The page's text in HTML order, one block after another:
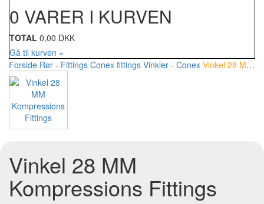
0 VARER I KURVEN
TOTAL 0,00 DKK
Gå til kurven »
Forside Rør - Fittings Conex fittings Vinkler - Conex Vinkel 28 MM Kompressions Fittings
Vinkel 28 MM
Kompressions Fittings